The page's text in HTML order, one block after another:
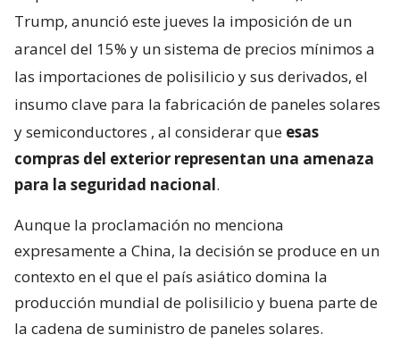
Trump, anunció este jueves la imposición de un
arancel del 15% y un sistema de precios mínimos a
las importaciones de polisilicio y sus derivados, el
insumo clave para la fabricación de paneles solares
y semiconductores , al considerar que esas
compras del exterior representan una amenaza
para la seguridad nacional.
Aunque la proclamación no menciona
expresamente a China, la decisión se produce en un
contexto en el que el país asiático domina la
producción mundial de polisilicio y buena parte de
la cadena de suministro de paneles solares.